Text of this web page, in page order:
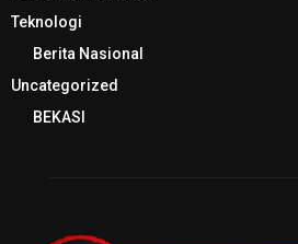
Teknologi
Berita Nasional
Uncategorized
BEKASI